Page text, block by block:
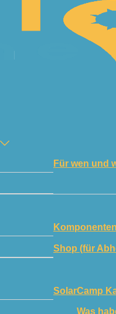
Für wen und
Komponenten
Shop (für
SolarCamp
Was